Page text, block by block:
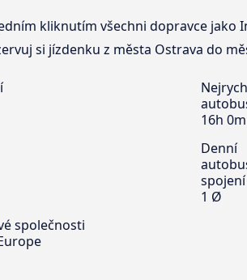
kliknutím všechni dopravce jako
si jízdenku z města Ostrava do
16h 0m
Denní
spojení
1 Ø
společnosti